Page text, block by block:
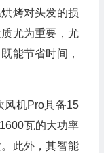
烤对头发的损
尤为重要，尤
能节省时间，
风机Pro具备15
瓦的大功率
此外，其智能